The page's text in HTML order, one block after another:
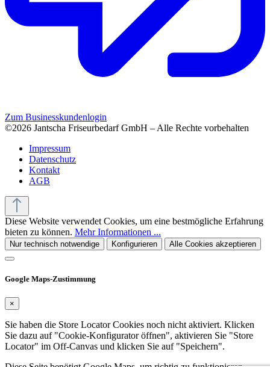
Zum Businesskundenlogin
©2026 Jantscha Friseurbedarf GmbH – Alle Rechte vorbehalten
Impressum
Datenschutz
Kontakt
AGB
Diese Website verwendet Cookies, um eine bestmögliche Erfahrung
bieten zu können. Mehr Informationen ...
Nur technisch notwendige Konfigurieren Alle Cookies akzeptieren
Google Maps-Zustimmung
×
Sie haben die Store Locator Cookies noch nicht aktiviert. Klicken
Sie dazu auf "Cookie-Konfigurator öffnen", aktivieren Sie "Store
Locator" im Off-Canvas und klicken Sie auf "Speichern".